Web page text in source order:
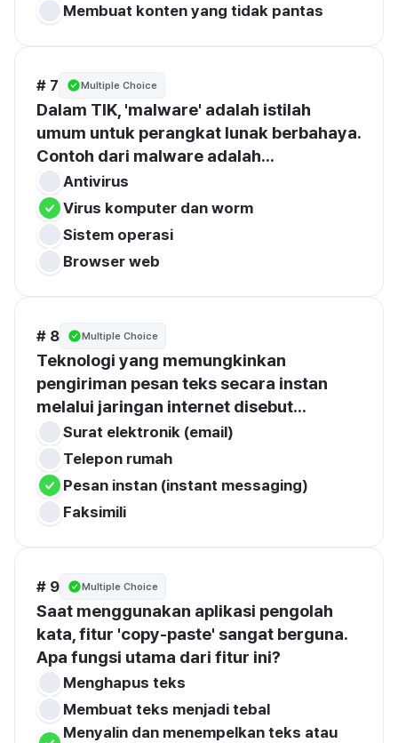
Membuat konten yang tidak pantas
# 7 Multiple Choice
Dalam TIK, 'malware' adalah istilah
umum untuk perangkat lunak berbahaya.
Contoh dari malware adalah...
Antivirus
Virus komputer dan worm
Sistem operasi
Browser web
# 8 Multiple Choice
Teknologi yang memungkinkan
pengiriman pesan teks secara instan
melalui jaringan internet disebut...
Surat elektronik (email)
Telepon rumah
Pesan instan (instant messaging)
Faksimili
# 9 Multiple Choice
Saat menggunakan aplikasi pengolah
kata, fitur 'copy-paste' sangat berguna.
Apa fungsi utama dari fitur ini?
Menghapus teks
Membuat teks menjadi tebal
Menyalin dan menempelkan teks atau